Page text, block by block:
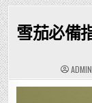
雪茄必備
ADMIN